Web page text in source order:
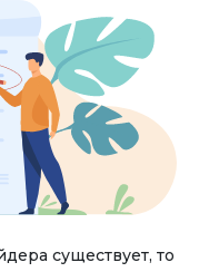
существует, то